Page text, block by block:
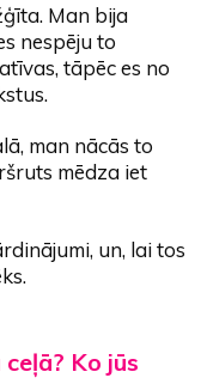
Man bija
nespēju to
tāpēc es no
man nācās to
mēdza iet
un, lai tos
Ko jūs